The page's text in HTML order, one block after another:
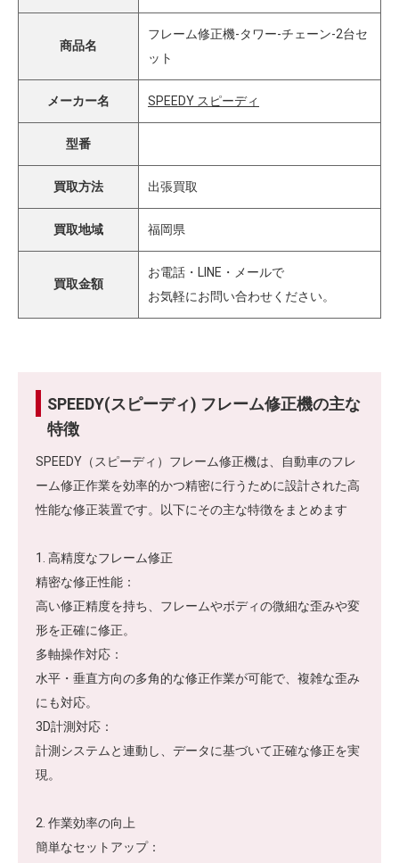
商品名
フレーム修正機-タワー-チェーン-2台セ
ット
メーカー名 SPEEDY スピーディ
型番
買取方法 出張買取
買取地域 福岡県
買取金額
お電話・LINE・メールで
お気軽にお問い合わせください。
SPEEDY(スピーディ) フレーム修正機の主な
特徴
SPEEDY（スピーディ）フレーム修正機は、自動車のフレ
ーム修正作業を効率的かつ精密に行うために設計された高
性能な修正装置です。以下にその主な特徴をまとめます
1. 高精度なフレーム修正
精密な修正性能：
高い修正精度を持ち、フレームやボディの微細な歪みや変
形を正確に修正。
多軸操作対応：
水平・垂直方向の多角的な修正作業が可能で、複雑な歪み
にも対応。
3D計測対応：
計測システムと連動し、データに基づいて正確な修正を実
現。
2. 作業効率の向上
簡単なセットアップ：